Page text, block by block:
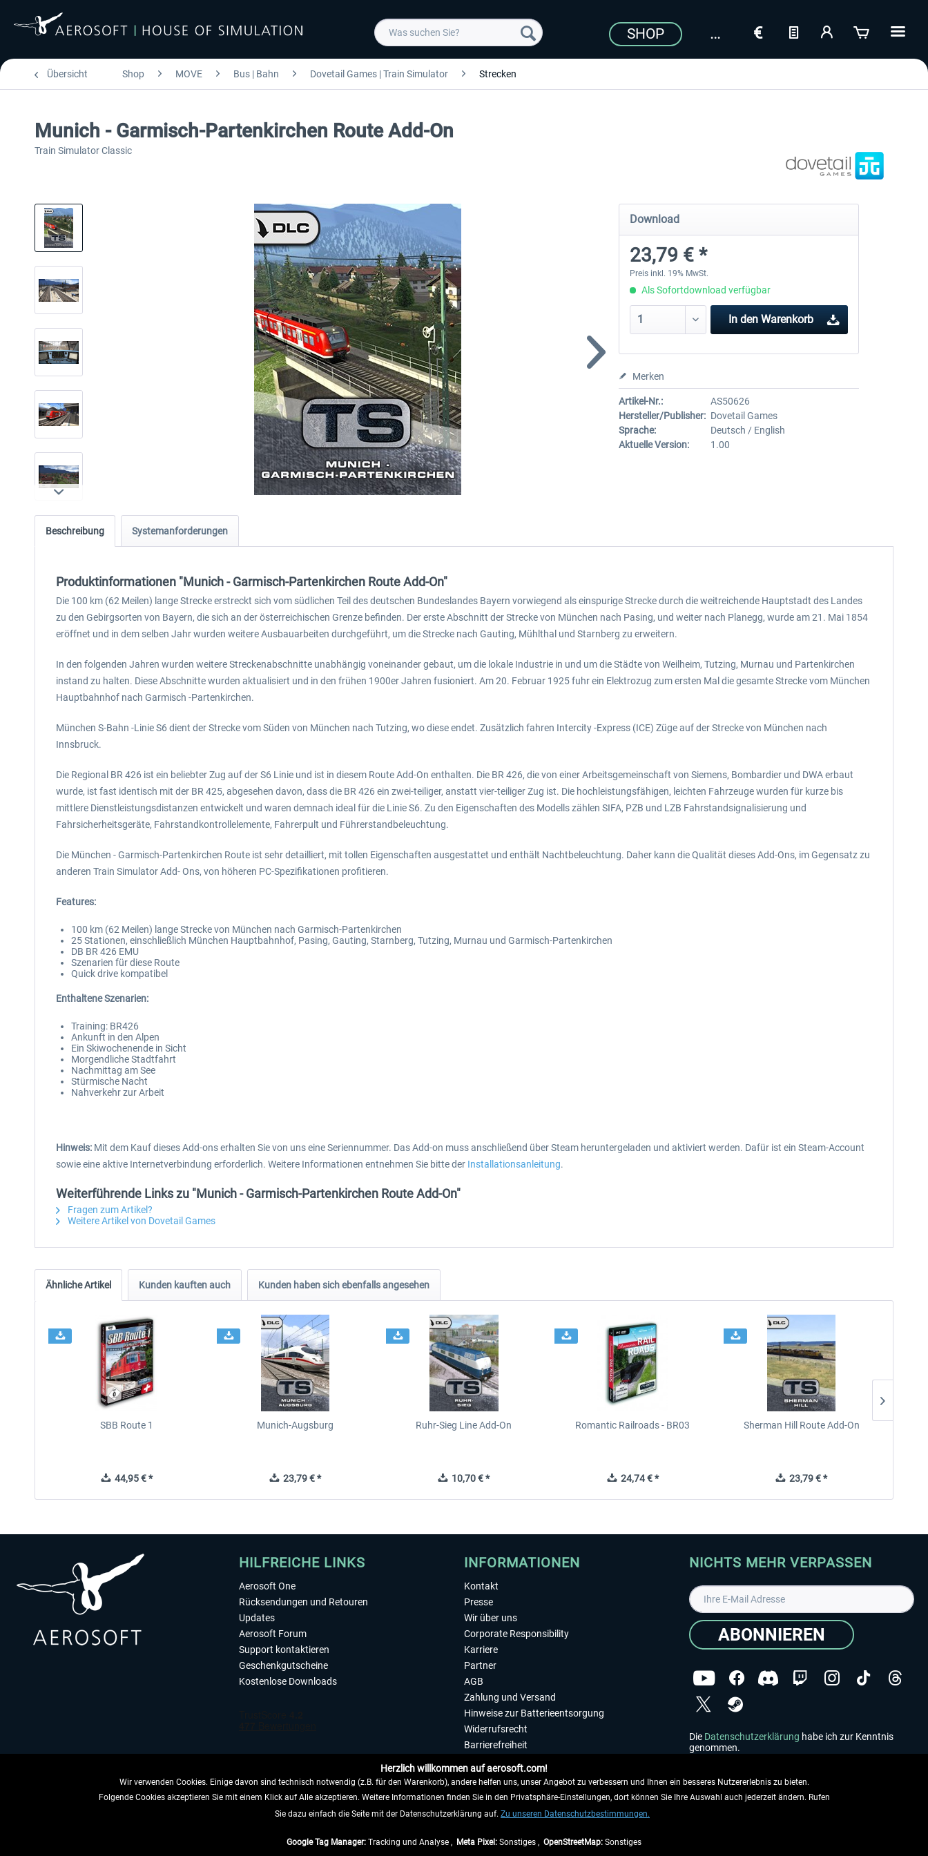
SHOP
Übersicht Shop MOVE Bus | Bahn Dovetail Games | Train Simulator Strecken
Munich - Garmisch-Partenkirchen Route Add-On
Train Simulator Classic
Download
23,79 € *
Preis inkl. 19% MwSt.
Als Sofortdownload verfügbar
In den Warenkorb
Merken
Artikel-Nr.:
AS50626
Hersteller/Publisher: Dovetail Games
Sprache:
Deutsch / English
Aktuelle Version:
1.00
Beschreibung Systemanforderungen
Produktinformationen "Munich - Garmisch-Partenkirchen Route Add-On"
Die 100 km (62 Meilen) lange Strecke erstreckt sich vom südlichen Teil des deutschen Bundeslandes Bayern vorwiegend als einspurige Strecke durch die weitreichende Hauptstadt des Landes
zu den Gebirgsorten von Bayern, die sich an der österreichischen Grenze befinden. Der erste Abschnitt der Strecke von München nach Pasing, und weiter nach Planegg, wurde am 21. Mai 1854
eröffnet und in dem selben Jahr wurden weitere Ausbauarbeiten durchgeführt, um die Strecke nach Gauting, Mühlthal und Starnberg zu erweitern.
In den folgenden Jahren wurden weitere Streckenabschnitte unabhängig voneinander gebaut, um die lokale Industrie in und um die Städte von Weilheim, Tutzing, Murnau und Partenkirchen
instand zu halten. Diese Abschnitte wurden aktualisiert und in den frühen 1900er Jahren fusioniert. Am 20. Februar 1925 fuhr ein Elektrozug zum ersten Mal die gesamte Strecke vom München
Hauptbahnhof nach Garmisch -Partenkirchen.
München S-Bahn -Linie S6 dient der Strecke vom Süden von München nach Tutzing, wo diese endet. Zusätzlich fahren Intercity -Express (ICE) Züge auf der Strecke von München nach
Innsbruck.
Die Regional BR 426 ist ein beliebter Zug auf der S6 Linie und ist in diesem Route Add-On enthalten. Die BR 426, die von einer Arbeitsgemeinschaft von Siemens, Bombardier und DWA erbaut
wurde, ist fast identisch mit der BR 425, abgesehen davon, dass die BR 426 ein zwei-teiliger, anstatt vier-teiliger Zug ist. Die hochleistungsfähigen, leichten Fahrzeuge wurden für kurze bis
mittlere Dienstleistungsdistanzen entwickelt und waren demnach ideal für die Linie S6. Zu den Eigenschaften des Modells zählen SIFA, PZB und LZB Fahrstandsignalisierung und
Fahrsicherheitsgeräte, Fahrstandkontrollelemente, Fahrerpult und Führerstandbeleuchtung.
Die München - Garmisch-Partenkirchen Route ist sehr detailliert, mit tollen Eigenschaften ausgestattet und enthält Nachtbeleuchtung. Daher kann die Qualität dieses Add-Ons, im Gegensatz zu
anderen Train Simulator Add- Ons, von höheren PC-Spezifikationen profitieren.
Features:
100 km (62 Meilen) lange Strecke von München nach Garmisch-Partenkirchen
25 Stationen, einschließlich München Hauptbahnhof, Pasing, Gauting, Starnberg, Tutzing, Murnau und Garmisch-Partenkirchen
DB BR 426 EMU
Szenarien für diese Route
Quick drive kompatibel
Enthaltene Szenarien:
Training: BR426
Ankunft in den Alpen
Ein Skiwochenende in Sicht
Morgendliche Stadtfahrt
Nachmittag am See
Stürmische Nacht
Nahverkehr zur Arbeit
Hinweis: Mit dem Kauf dieses Add-ons erhalten Sie von uns eine Seriennummer. Das Add-on muss anschließend über Steam heruntergeladen und aktiviert werden. Dafür ist ein Steam-Account
sowie eine aktive Internetverbindung erforderlich. Weitere Informationen entnehmen Sie bitte der Installationsanleitung.
Weiterführende Links zu "Munich - Garmisch-Partenkirchen Route Add-On"
Fragen zum Artikel?
Weitere Artikel von Dovetail Games
Ähnliche Artikel Kunden kauften auch Kunden haben sich ebenfalls angesehen
SBB Route 1
44,95 € *
Munich-Augsburg
23,79 € *
Ruhr-Sieg Line Add-On
10,70 € *
Romantic Railroads - BR03
24,74 € *
Sherman Hill Route Add-On
23,79 € *
HILFREICHE LINKS
Aerosoft One
Rücksendungen und Retouren
Updates
Aerosoft Forum
Support kontaktieren
Geschenkgutscheine
Kostenlose Downloads
VERTRAG WIDERRUFEN
INFORMATIONEN
Kontakt
Presse
Wir über uns
Corporate Responsibility
Karriere
Partner
AGB
Zahlung und Versand
Hinweise zur Batterieentsorgung
Widerrufsrecht
Barrierefreiheit
Impressum
NICHTS MEHR VERPASSEN
ABONNIEREN
Die Datenschutzerklärung habe ich zur Kenntnis
genommen.
Herzlich willkommen auf aerosoft.com!
Wir verwenden Cookies. Einige davon sind technisch notwendig (z.B. für den Warenkorb), andere helfen uns, unser Angebot zu verbessern und Ihnen ein besseres Nutzererlebnis zu bieten.
Folgende Cookies akzeptieren Sie mit einem Klick auf Alle akzeptieren. Weitere Informationen finden Sie in den Privatsphäre-Einstellungen, dort können Sie Ihre Auswahl auch jederzeit ändern. Rufen
Sie dazu einfach die Seite mit der Datenschutzerklärung auf. Zu unseren Datenschutzbestimmungen.
Google Tag Manager: Tracking und Analyse , Meta Pixel: Sonstiges , OpenStreetMap: Sonstiges